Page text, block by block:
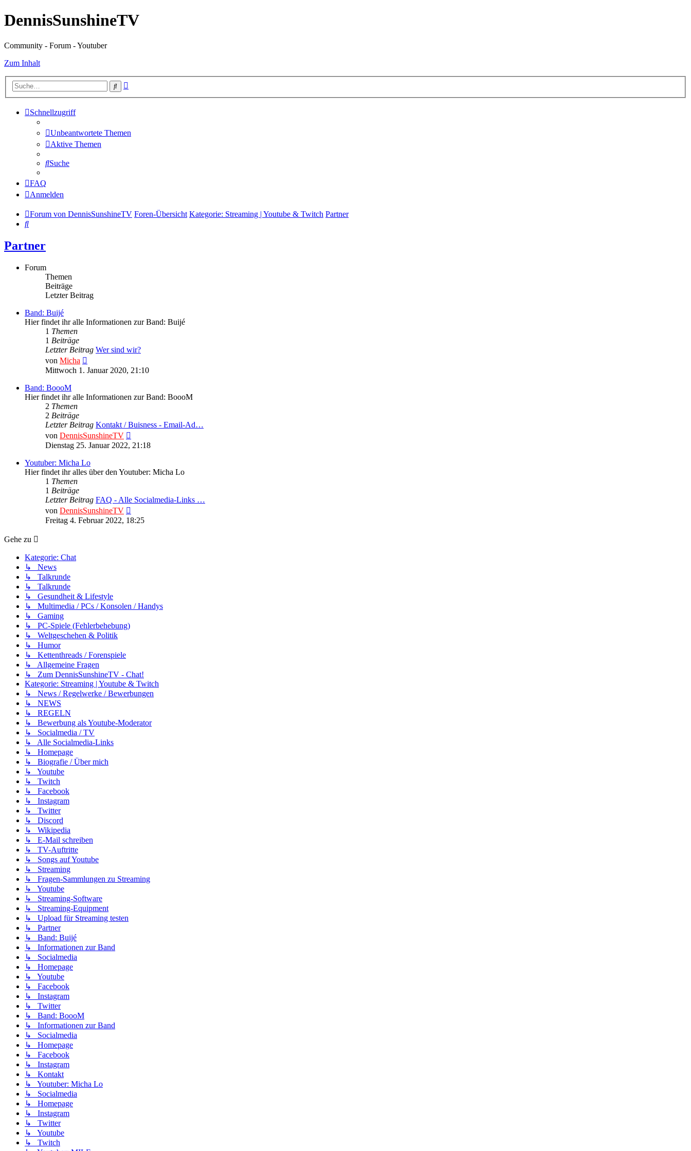
DennisSunshineTV
Community - Forum - Youtuber
Zum Inhalt
Suche
Schnellzugriff
Unbeantwortete Themen
Aktive Themen
Suche
FAQ
Anmelden
Forum von DennisSunshineTV Foren-Übersicht Kategorie: Streaming | Youtube & Twitch Partner
Suche
Partner
Forum
Themen
Beiträge
Letzter Beitrag
Band: Buijé
Hier findet ihr alle Informationen zur Band: Buijé
1 Themen
1 Beiträge
Letzter Beitrag Wer sind wir?
von Micha
Beitrag
Mittwoch 1. Januar 2020, 21:10
Band: BoooM
Hier findet ihr alle Informationen zur Band: BoooM
2 Themen
2 Beiträge
Letzter Beitrag Kontakt / Buisness - Email-Ad…
von DennisSunshineTV
Beitrag
Dienstag 25. Januar 2022, 21:18
Youtuber: Micha Lo
Hier findet ihr alles über den Youtuber: Micha Lo
1 Themen
1 Beiträge
Letzter Beitrag FAQ - Alle Socialmedia-Links …
von DennisSunshineTV
Beitrag
Freitag 4. Februar 2022, 18:25
Gehe zu
Kategorie: Chat
↳ News
↳ Talkrunde
↳ Talkrunde
↳ Gesundheit & Lifestyle
↳ Multimedia / PCs / Konsolen / Handys
↳ Gaming
↳ PC-Spiele (Fehlerbehebung)
↳ Weltgeschehen & Politik
↳ Humor
↳ Kettenthreads / Forenspiele
↳ Allgemeine Fragen
↳ Zum DennisSunshineTV - Chat!
Kategorie: Streaming | Youtube & Twitch
↳ News / Regelwerke / Bewerbungen
↳ NEWS
↳ REGELN
↳ Bewerbung als Youtube-Moderator
↳ Socialmedia / TV
↳ Alle Socialmedia-Links
↳ Homepage
↳ Biografie / Über mich
↳ Youtube
↳ Twitch
↳ Facebook
↳ Instagram
↳ Twitter
↳ Discord
↳ Wikipedia
↳ E-Mail schreiben
↳ TV-Auftritte
↳ Songs auf Youtube
↳ Streaming
↳ Fragen-Sammlungen zu Streaming
↳ Youtube
↳ Streaming-Software
↳ Streaming-Equipment
↳ Upload für Streaming testen
↳ Partner
↳ Band: Buijé
↳ Informationen zur Band
↳ Socialmedia
↳ Homepage
↳ Youtube
↳ Facebook
↳ Instagram
↳ Twitter
↳ Band: BoooM
↳ Informationen zur Band
↳ Socialmedia
↳ Homepage
↳ Facebook
↳ Instagram
↳ Kontakt
↳ Youtuber: Micha Lo
↳ Socialmedia
↳ Homepage
↳ Instagram
↳ Twitter
↳ Youtube
↳ Twitch